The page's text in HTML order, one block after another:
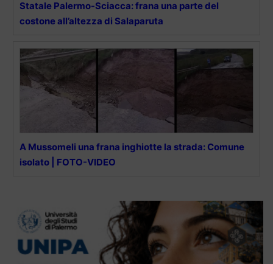
Statale Palermo-Sciacca: frana una parte del
costone all’altezza di Salaparuta
A Mussomeli una frana inghiotte la strada: Comune
isolato | FOTO-VIDEO